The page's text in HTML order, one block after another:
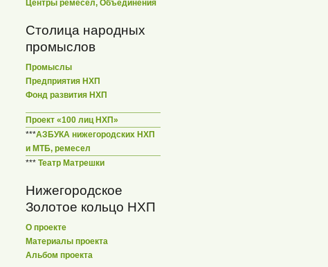
Центры ремесел, Объединения
Столица народных
промыслов
Промыслы
Предприятия НХП
Фонд развития НХП
Проект «100 лиц НХП»
***АЗБУКА нижегородских НХП
и МТБ, ремесел
*** Театр Матрешки
Нижегородское
Золотое кольцо НХП
О проекте
Материалы проекта
Альбом проекта